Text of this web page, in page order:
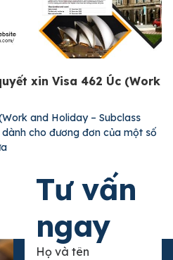
xin Visa 462 Úc (Work
and Holiday – Subclass
cho đương đơn của một số
Xem chi tiết
Tư vấn
ngay
Họ và tên